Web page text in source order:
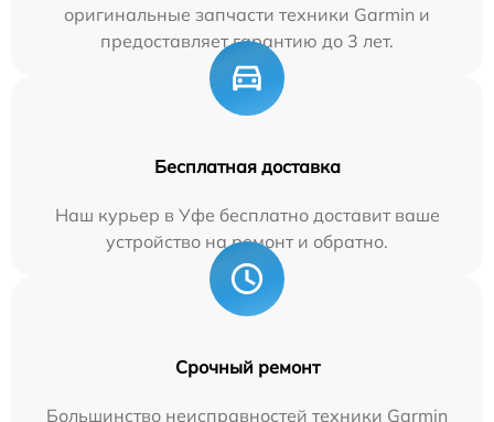
оригинальные запчасти техники Garmin и
предоставляет гарантию до 3 лет.
Бесплатная доставка
Наш курьер в Уфе бесплатно доставит ваше
устройство на ремонт и обратно.
Срочный ремонт
Большинство неисправностей техники Garmin